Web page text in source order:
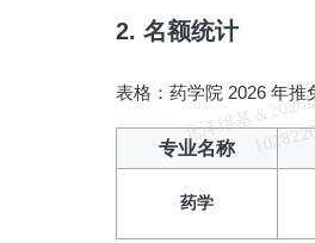
2. 名额统计
表格：药学院 2026 年推
专业名称
药学